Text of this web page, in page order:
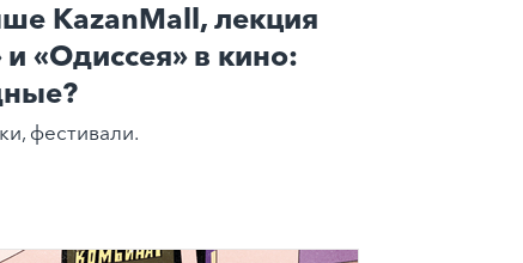
KazanMall, лекция
«Одиссея» в кино:
фестивали.